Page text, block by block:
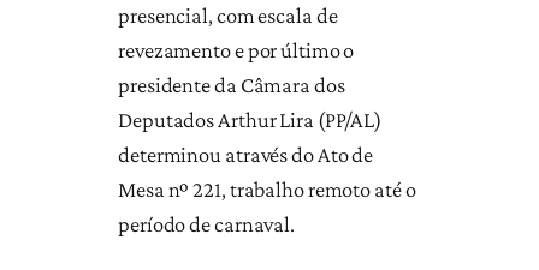
presencial, com escala de
revezamento e por último o
presidente da Câmara dos
Deputados Arthur Lira (PP/AL)
determinou através do Ato de
Mesa nº 221, trabalho remoto até o
período de carnaval.